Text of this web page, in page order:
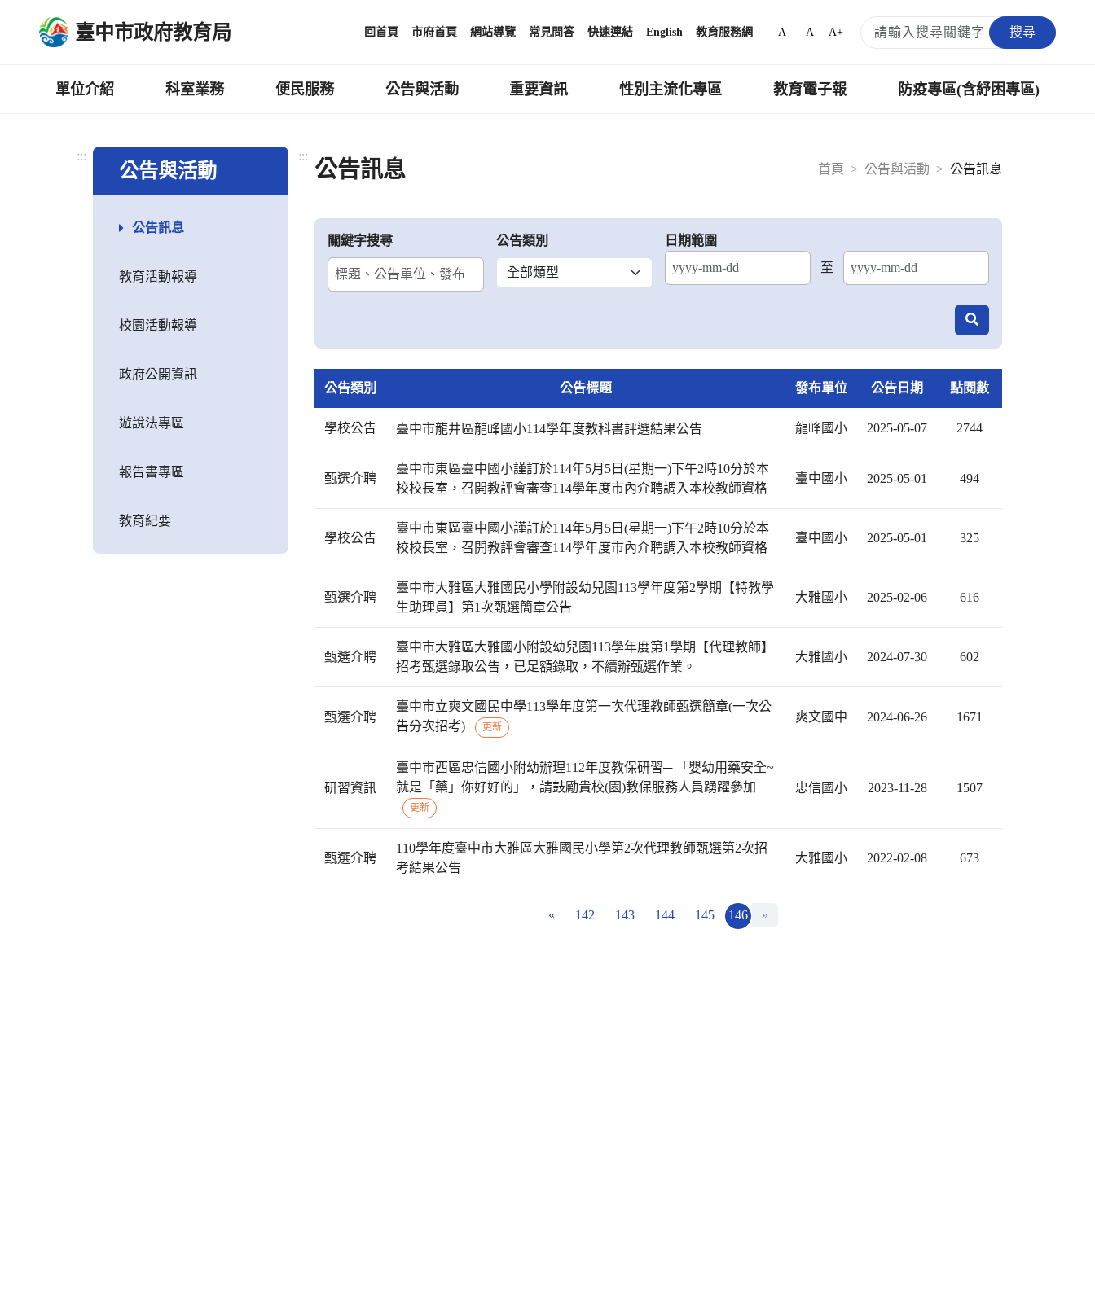
臺中市政府教育局 回首頁 市府首頁 網站導覽 常見問答 快速連結 English 教育服務網 A- A A+ 搜尋
單位介紹 科室業務 便民服務 公告與活動 重要資訊 性別主流化專區 教育電子報 防疫專區(含紓困專區)
:::
公告與活動
公告訊息
教育活動報導
校園活動報導
政府公開資訊
遊說法專區
報告書專區
教育紀要
:::
首頁
公告與活動 公告訊息
公告訊息
關鍵字搜尋 公告類別
日期範圍
至
結束日期
公告類別 公告標題 發布單位 公告日期 點閱數
學校公告 臺中市龍井區龍峰國小114學年度教科書評選結果公告 龍峰國小 2025-05-07 2744
甄選介聘
臺中市東區臺中國小謹訂於114年5月5日(星期一)下午2時10分於本
校校長室，召開教評會審查114學年度市內介聘調入本校教師資格
臺中國小 2025-05-01 494
學校公告
臺中市東區臺中國小謹訂於114年5月5日(星期一)下午2時10分於本
校校長室，召開教評會審查114學年度市內介聘調入本校教師資格
臺中國小 2025-05-01 325
甄選介聘
臺中市大雅區大雅國民小學附設幼兒園113學年度第2學期【特教學
生助理員】第1次甄選簡章公告
大雅國小 2025-02-06 616
甄選介聘
臺中市大雅區大雅國小附設幼兒園113學年度第1學期【代理教師】
招考甄選錄取公告，已足額錄取，不續辦甄選作業。
大雅國小 2024-07-30 602
甄選介聘
臺中市立爽文國民中學113學年度第一次代理教師甄選簡章(一次公
告分次招考)
更新
爽文國中 2024-06-26 1671
研習資訊
臺中市西區忠信國小附幼辦理112年度教保研習─ 「嬰幼用藥安全~
就是「藥」你好好的」，請鼓勵貴校(園)教保服務人員踴躍參加
更新
忠信國小 2023-11-28 1507
甄選介聘
110學年度臺中市大雅區大雅國民小學第2次代理教師甄選第2次招
考結果公告
大雅國小 2022-02-08 673
« 142 143 144 145 146 »